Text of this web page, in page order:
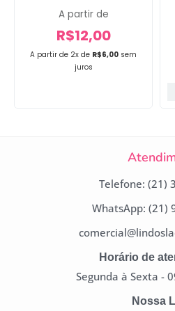
A partir de 2x de R$6,00 sem
juros
A partir de
R$12,00
Telefone: (21)
WhatsApp: (21)
Horário de
Segunda à Sexta -
Nossa